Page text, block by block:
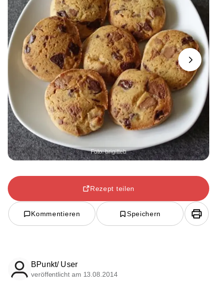
Foto: brigitteb
Next
Rezept teilen
Kommentieren Speichern
BPunkt/ User
veröffentlicht am 13.08.2014